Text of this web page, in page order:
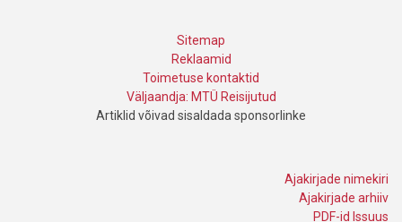
Sitemap
Reklaamid
Toimetuse kontaktid
Väljaandja: MTÜ Reisijutud
Artiklid võivad sisaldada sponsorlinke
Ajakirjade nimekiri
Ajakirjade arhiiv
PDF-id Issuus